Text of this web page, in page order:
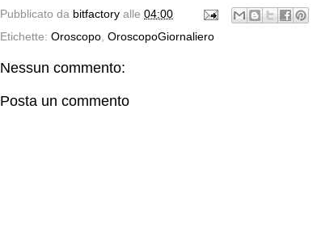
Pubblicato da bitfactory alle 04:00
Etichette: Oroscopo OroscopoGiornaliero
Nessun commento:
Posta un commento